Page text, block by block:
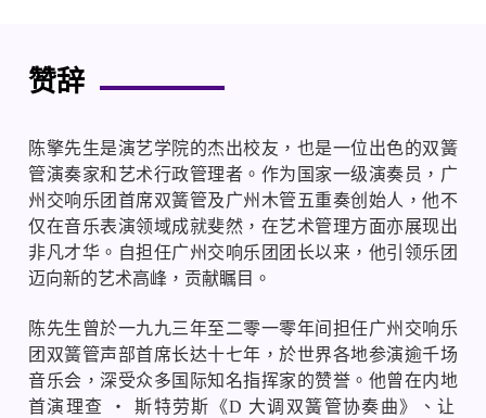
赞辞
陈擎先生是演艺学院的杰出校友，也是一位出色的双簧
管演奏家和艺术行政管理者。作为国家一级演奏员，广
州交响乐团首席双簧管及广州木管五重奏创始人，他不
仅在音乐表演领域成就斐然，在艺术管理方面亦展现出
非凡才华。自担任广州交响乐团团长以来，他引领乐团
迈向新的艺术高峰，贡献瞩目。
陈先生曾於一九九三年至二零一零年间担任广州交响乐
团双簧管声部首席长达十七年，於世界各地参演逾千场
音乐会，深受众多国际知名指挥家的赞誉。他曾在内地
首演理查
・斯特劳斯《D 大调双簧管协奏曲》、让